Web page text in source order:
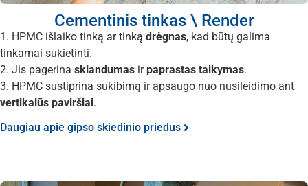
Cementinis tinkas \ Render
1. HPMC išlaiko tinką ar tinką drėgnas, kad būtų galima
tinkamai sukietinti.
2. Jis pagerina sklandumas irpaprastas taikymas.
3. HPMC sustiprina sukibimą ir apsaugo nuo nusileidimo ant
vertikalūs paviršiai.
Daugiau apie gipso skiedinio priedus